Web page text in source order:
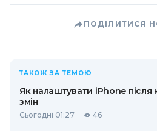
ПОДІЛИТИСЯ
ТАКОЖ ЗА ТЕМОЮ
Як налаштувати iPhone після
змін
Сьогодні 01:27 46